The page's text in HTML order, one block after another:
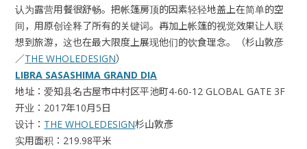
认为露营用餐很舒畅。把帐篷房顶的因素轻轻地盖上在简单的空
间，用原创诠释了所有的关键词。再加上帐篷的视觉效果让人联
想到旅游，这也在最大限度上展现他们的饮食理念。（杉山敦彦
／THE WHOLEDESIGN）
LIBRA SASASHIMA GRAND DIA
地址：爱知县名古屋市中村区平池町4-60-12 GLOBAL GATE 3F
开业：2017年10月5日
设计： THE WHOLEDESIGN杉山敦彥
实用面积：219.98平米